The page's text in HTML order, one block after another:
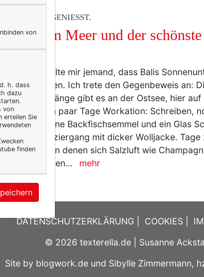
TEXTERELLA GENIESST.
am Meer und der
Welt!
Letzthin erzählte mir jemand, dass Balis
seien. Ich trete den Gegenbeweis an:
gibt es an der Ostsee, hier
für ein paar Tage Workation: Schreiben,
eine Backfischsemmel und ein Glas
Strandspaziergang mit dicker Wolljacke.
an denen sich Salzluft wie
Meeresrauschen…
mehr
DATENSCHUTZERKLÄRUNG COOKIES
© 2026 texterella.de | Susanne
Site by blogwork.de und Sibylle Zimmermann,
von
h. dass
dazu
von
erteilen Sie
finden